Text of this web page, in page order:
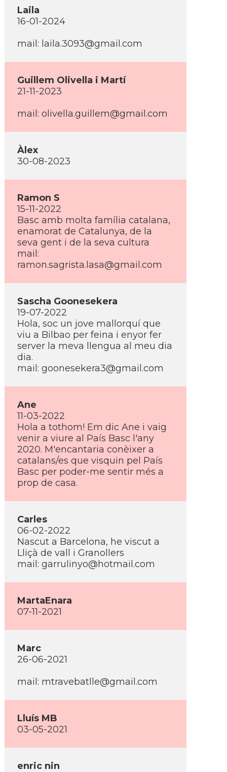
Laila
16-01-2024
mail: laila.3093@gmail.com
Guillem Olivella i Martí­
21-11-2023
mail: olivella.guillem@gmail.com
Àlex
30-08-2023
Ramon S
15-11-2022
Basc amb molta famí­lia catalana,
enamorat de Catalunya, de la
seva gent i de la seva cultura
mail:
ramon.sagrista.lasa@gmail.com
Sascha Goonesekera
19-07-2022
Hola, soc un jove mallorquí­ que
viu a Bilbao per feina i enyor fer
server la meva llengua al meu dia
dia.
mail: goonesekera3@gmail.com
Ane
11-03-2022
Hola a tothom! Em dic Ane i vaig
venir a viure al Paí­s Basc l'any
2020. M'encantaria conèixer a
catalans/es que visquin pel Paí­s
Basc per poder-me sentir més a
prop de casa.
Carles
06-02-2022
Nascut a Barcelona, he viscut a
Lliçà de vall i Granollers
mail: garrulinyo@hotmail.com
MartaEnara
07-11-2021
Marc
26-06-2021
mail: mtravebatlle@gmail.com
Lluí­s MB
03-05-2021
enric nin